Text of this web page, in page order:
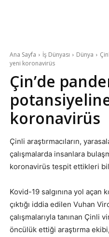
Ana Sayfa İş Dünyası Dünya
yeni koronavirüs
Çin’de
koronavirüs
Çinli araştırmacıların,
çalışmalarda insanlara
koronavirüs tespit ettikleri
Kovid-19 salgınına yol açan
çıktığı iddia edilen Vuhan
çalışmalarıyla tanınan Çinli
öncülük ettiği araştırma